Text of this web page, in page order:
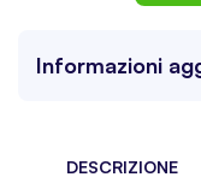
DESCRIZIONE
Informazioni